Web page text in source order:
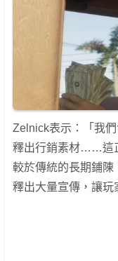
Zelnick表示：「我
釋出行銷素材……這
較於傳統的長期鋪陳
釋出大量宣傳，讓玩